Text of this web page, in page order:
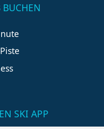
SKI APP